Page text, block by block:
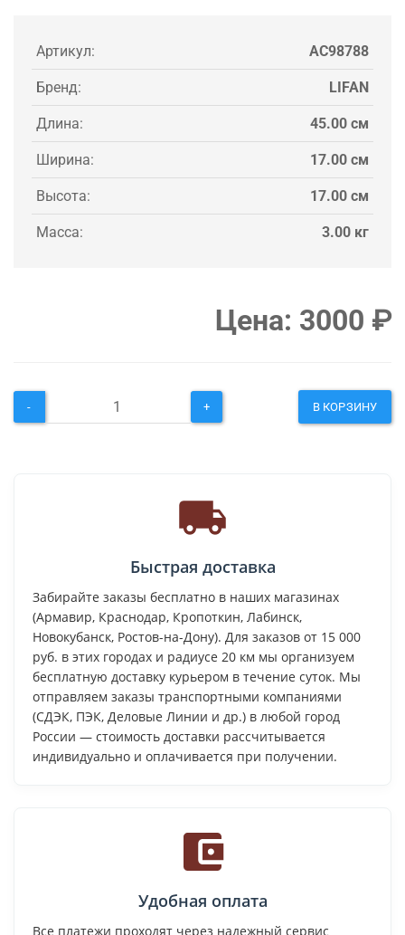
Артикул: AC98788
Бренд: LIFAN
Длина: 45.00 см
Ширина: 17.00 см
Высота: 17.00 см
Масса: 3.00 кг
Цена: 3000 ₽
- + В КОРЗИНУ
Быстрая доставка
Забирайте заказы бесплатно в наших магазинах
(Армавир, Краснодар, Кропоткин, Лабинск,
Новокубанск, Ростов-на-Дону). Для заказов от 15 000
руб. в этих городах и радиусе 20 км мы организуем
бесплатную доставку курьером в течение суток. Мы
отправляем заказы транспортными компаниями
(СДЭК, ПЭК, Деловые Линии и др.) в любой город
России — стоимость доставки рассчитывается
индивидуально и оплачивается при получении.
Удобная оплата
Все платежи проходят через надежный сервис